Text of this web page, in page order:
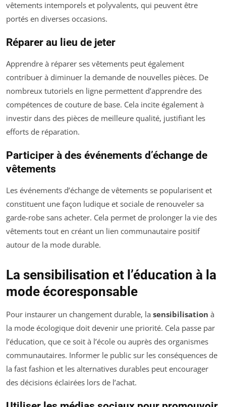
vêtements intemporels et polyvalents, qui peuvent être
portés en diverses occasions.
Réparer au lieu de jeter
Apprendre à réparer ses vêtements peut également
contribuer à diminuer la demande de nouvelles pièces. De
nombreux tutoriels en ligne permettent d’apprendre des
compétences de couture de base. Cela incite également à
investir dans des pièces de meilleure qualité, justifiant les
efforts de réparation.
Participer à des événements d’échange de
vêtements
Les événements d’échange de vêtements se popularisent et
constituent une façon ludique et sociale de renouveler sa
garde-robe sans acheter. Cela permet de prolonger la vie des
vêtements tout en créant un lien communautaire positif
autour de la mode durable.
La sensibilisation et l’éducation à la
mode écoresponsable
Pour instaurer un changement durable, la sensibilisation à
la mode écologique doit devenir une priorité. Cela passe par
l’éducation, que ce soit à l’école ou auprès des organismes
communautaires. Informer le public sur les conséquences de
la fast fashion et les alternatives durables peut encourager
des décisions éclairées lors de l’achat.